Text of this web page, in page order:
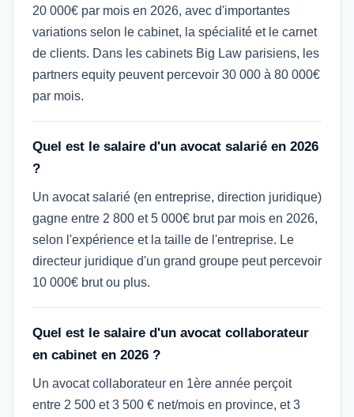
20 000€ par mois en 2026, avec d'importantes
variations selon le cabinet, la spécialité et le carnet
de clients. Dans les cabinets Big Law parisiens, les
partners equity peuvent percevoir 30 000 à 80 000€
par mois.
Quel est le salaire d'un avocat salarié en 2026
?
Un avocat salarié (en entreprise, direction juridique)
gagne entre 2 800 et 5 000€ brut par mois en 2026,
selon l'expérience et la taille de l'entreprise. Le
directeur juridique d'un grand groupe peut percevoir
10 000€ brut ou plus.
Quel est le salaire d'un avocat collaborateur
en cabinet en 2026 ?
Un avocat collaborateur en 1ère année perçoit
entre 2 500 et 3 500 € net/mois en province, et 3